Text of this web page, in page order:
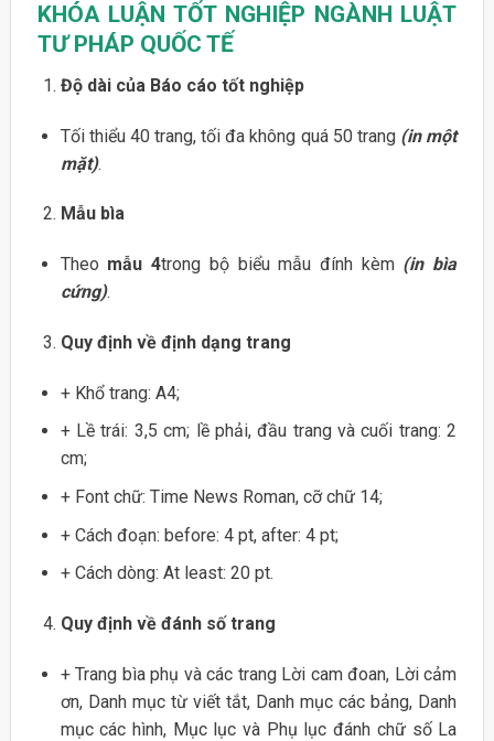
KHÓA LUẬN TỐT NGHIỆP NGÀNH LUẬT
TƯ PHÁP QUỐC TẾ
Độ dài của Báo cáo tốt nghiệp
Tối thiểu 40 trang, tối đa không quá 50 trang (in một
mặt).
Mẫu bìa
Theo mẫu 4trong bộ biểu mẫu đính kèm (in bìa
cứng).
Quy định về định dạng trang
+ Khổ trang: A4;
+ Lề trái: 3,5 cm; lề phải, đầu trang và cuối trang: 2
cm;
+ Font chữ: Time News Roman, cỡ chữ 14;
+ Cách đoạn: before: 4 pt, after: 4 pt;
+ Cách dòng: At least: 20 pt.
Quy định về đánh số trang
+ Trang bìa phụ và các trang Lời cam đoan, Lời cảm
ơn, Danh mục từ viết tắt, Danh mục các bảng, Danh
mục các hình, Mục lục và Phụ lục đánh chữ số La